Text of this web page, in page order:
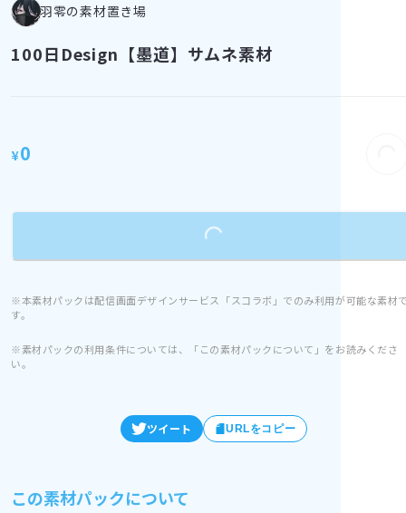
羽零の素材置き場
100日Design【墨道】サムネ素材
¥0
Loading...
※本素材パックは配信画面デザインサービス「スコラボ」でのみ利用が可能な素材
す。
※素材パックの利用条件については、「この素材パックについて」をお読みくださ
い。
ツイート URLをコピー
この素材パックについて